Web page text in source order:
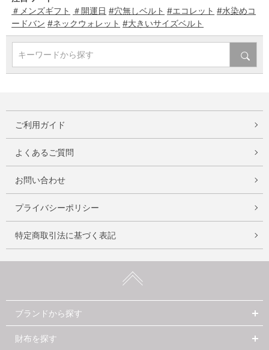
＃メンズギフト ＃開運日 #穴無しベルト #エコレット #水染めコ
ードバン #ネックウォレット #大きいサイズベルト
キーワードから探す
ご利用ガイド
よくあるご質問
お問い合わせ
プライバシーポリシー
特定商取引法に基づく表記
ブランドから探す
財布を探す